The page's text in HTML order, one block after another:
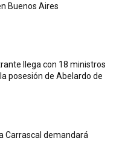
Buenos Aires
llega con 18 ministros
posesión de Abelardo de
Carrascal demandará